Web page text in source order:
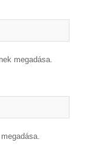
megadása.